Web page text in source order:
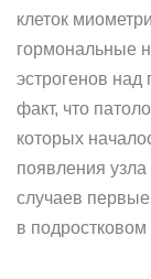
клеток
гормональные
эстрогенов над
факт, что
которых
появления
случаев
в